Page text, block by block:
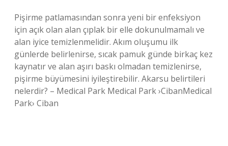
Pişirme patlamasından sonra yeni bir enfeksiyon
için açık olan alan çıplak bir elle dokunulmamalı ve
alan iyice temizlenmelidir. Akım oluşumu ilk
günlerde belirlenirse, sıcak pamuk günde birkaç kez
kaynatır ve alan aşırı baskı olmadan temizlenirse,
pişirme büyümesini iyileştirebilir. Akarsu belirtileri
nelerdir? – Medical Park Medical Park ›CibanMedical
Park› Ciban